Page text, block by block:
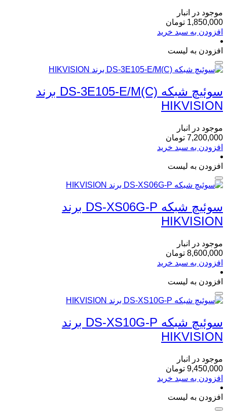
موجود در انبار
1,850,000 تومان
افزودن به سبد خرید
افزودن به لیست
سوئیچ شبکه DS-3E105-E/M(C) برند
HIKVISION
موجود در انبار
7,200,000 تومان
افزودن به سبد خرید
افزودن به لیست
سوئیچ شبکه DS-XS06G-P برند
HIKVISION
موجود در انبار
8,600,000 تومان
افزودن به سبد خرید
افزودن به لیست
سوئیچ شبکه DS-XS10G-P برند
HIKVISION
موجود در انبار
9,450,000 تومان
افزودن به سبد خرید
افزودن به لیست